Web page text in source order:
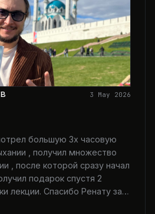
3 May 2026
большую 3х часовую
, получил множество
, после которой сразу начал
подарок спустя 2
лекции. Спасибо Ренату за…